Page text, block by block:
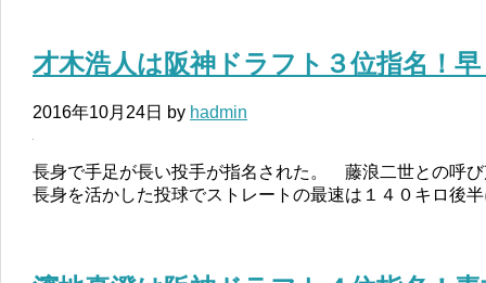
才木浩人は阪神ドラフト３位指名！
2016年10月24日 by hadmin
長身で手足が長い投手が指名された。 藤浪二世との呼
長身を活かした投球でストレートの最速は１４０キロ後